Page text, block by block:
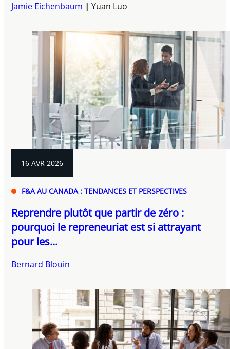
Jamie Eichenbaum Yuan Luo
16 AVR 2026
F&A AU CANADA : TENDANCES ET PERSPECTIVES
Reprendre plutôt que partir de zéro :
pourquoi le repreneuriat est si attrayant
pour les...
Bernard Blouin